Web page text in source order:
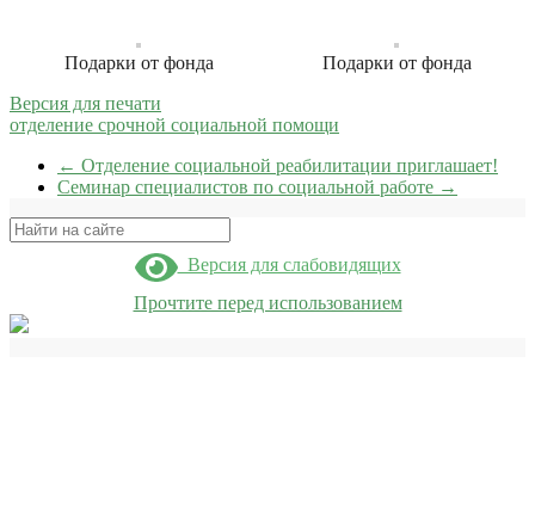
Подарки от фонда
Подарки от фонда
Версия для печати
отделение срочной социальной помощи
← Отделение социальной реабилитации приглашает!
Семинар специалистов по социальной работе →
Поиск
Версия для слабовидящих
Прочтите перед использованием